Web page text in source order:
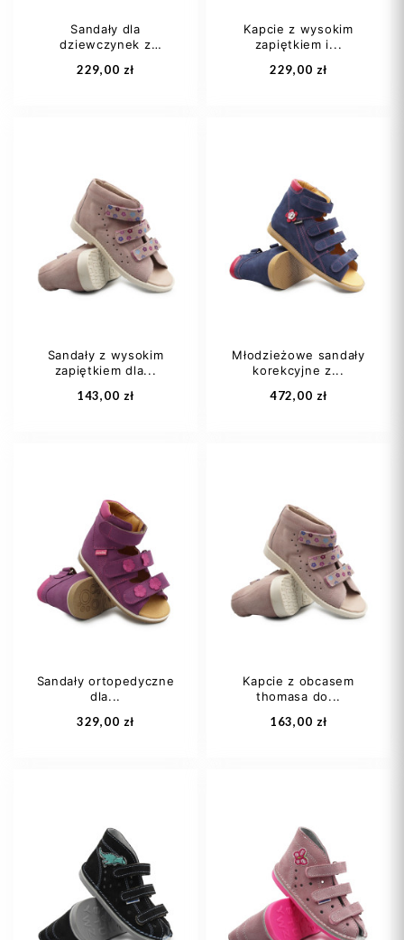
Dodaj do koszyka Dodaj do koszyka
Sandały dla
dziewczynek z
229,00 zł
28
Dodaj do koszyka
Kapcie z wysokim
zapiętkiem i...
229,00 zł
29
32
Dodaj do koszyka
Sandały z wysokim
zapiętkiem dla...
143,00 zł
24
28
29 +2
Dodaj do koszyka
Młodzieżowe sandały
korekcyjne z...
472,00 zł
36
Dodaj do koszyka
Sandały ortopedyczne
dla...
329,00 zł
25 27
Kapcie z obcasem
thomasa do...
163,00 zł
24
27
29 +3